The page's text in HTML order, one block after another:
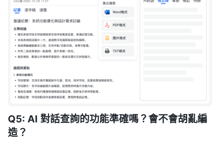
Q5: AI 對話查詢的功能準確嗎？會不會胡亂編
造？